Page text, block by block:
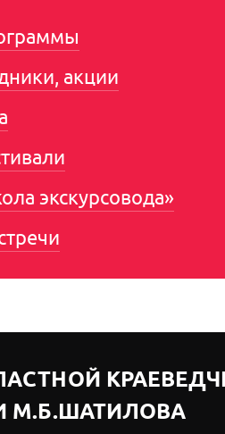
акции
экскурсовода»
М.Б.ШАТИЛОВА